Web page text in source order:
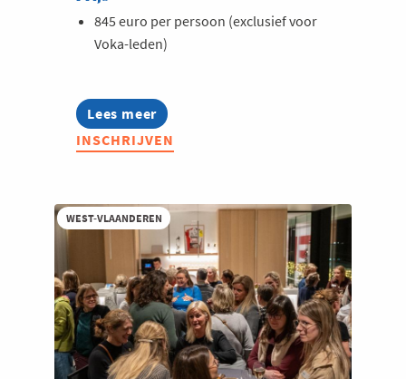
845 euro per persoon (exclusief voor
Voka-leden)
Lees meer
about
Art
Community
INSCHRIJVEN
WEST-VLAANDEREN